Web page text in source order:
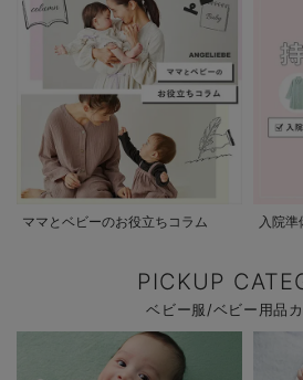
ママとベビーのお役立ちコラム 入院準
PICKUP
ベビー服/ベビー用品